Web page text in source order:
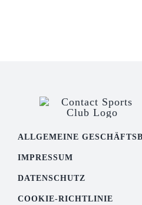
ALLGEMEINE
IMPRESSUM
DATENSCHUTZ
COOKIE-RICHTLINIE